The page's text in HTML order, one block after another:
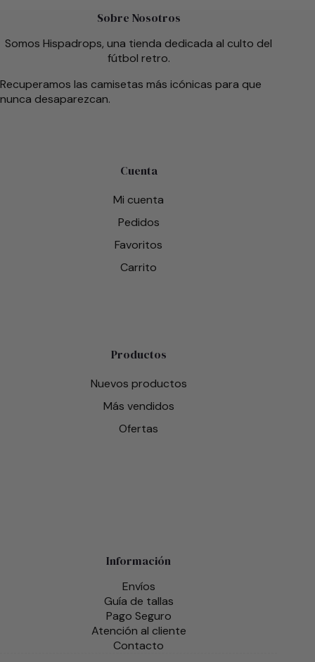
Sobre Nosotros
Somos Hispadrops, una tienda dedicada al culto del
fútbol retro.
Recuperamos las camisetas más icónicas para que
nunca desaparezcan.
Cuenta
Mi cuenta
Pedidos
Favoritos
Carrito
Productos
Nuevos productos
Más vendidos
Ofertas
Información
Envíos
Guía de tallas
Pago Seguro
Atención al cliente
Contacto